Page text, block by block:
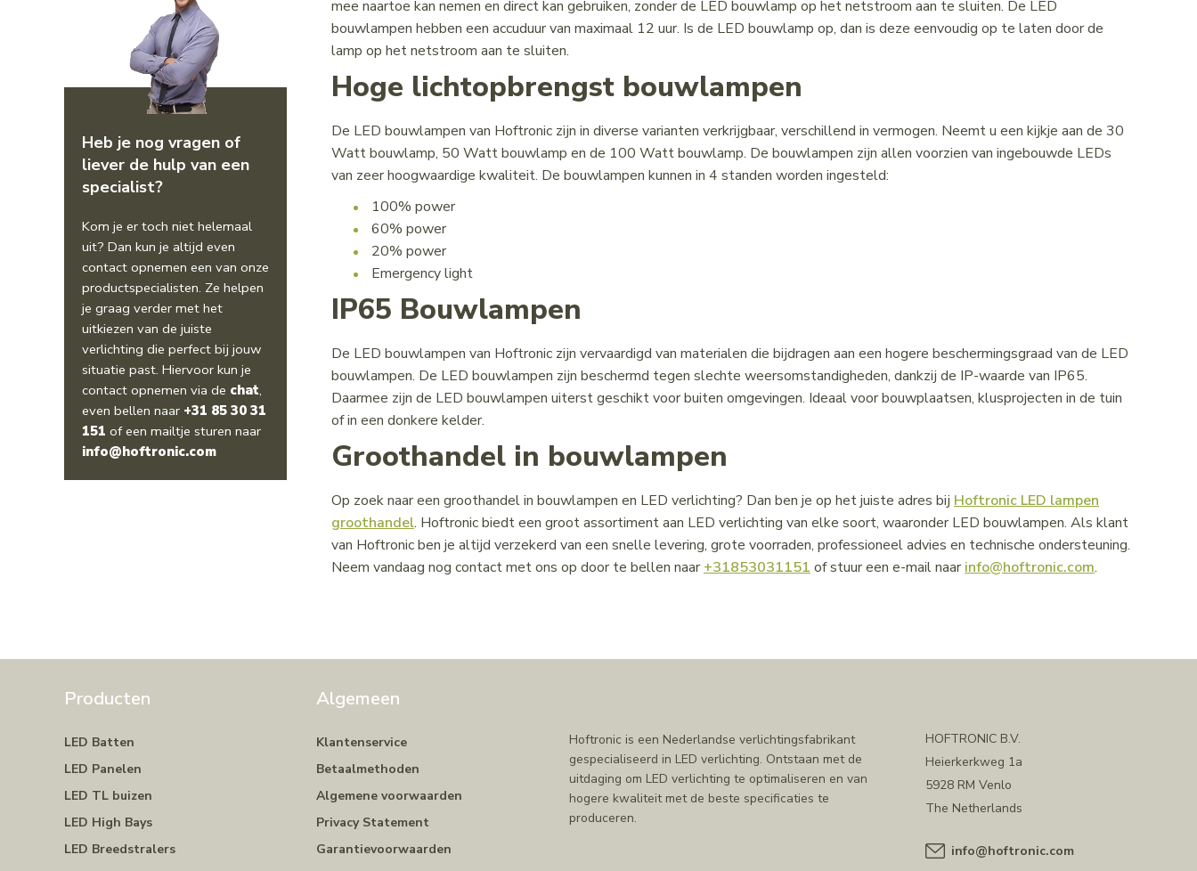
Heb je nog vragen of
liever de hulp van een
specialist?
Kom je er toch niet helemaal
uit? Dan kun je altijd even
contact opnemen een van onze
productspecialisten. Ze helpen
je graag verder met het
uitkiezen van de juiste
verlichting die perfect bij jouw
situatie past. Hiervoor kun je
contact opnemen via de chat,
even bellen naar +31 85 30 31
151 of een mailtje sturen naar
info@hoftronic.com
mee naartoe kan nemen en direct kan gebruiken, zonder de LED bouwlamp op het netstroom aan te sluiten. De LED
bouwlampen hebben een accuduur van maximaal 12 uur. Is de LED bouwlamp op, dan is deze eenvoudig op te laten door de
lamp op het netstroom aan te sluiten.
Hoge lichtopbrengst bouwlampen
De LED bouwlampen van Hoftronic zijn in diverse varianten verkrijgbaar, verschillend in vermogen. Neemt u een kijkje aan de 30
Watt bouwlamp, 50 Watt bouwlamp en de 100 Watt bouwlamp. De bouwlampen zijn allen voorzien van ingebouwde LEDs
van zeer hoogwaardige kwaliteit. De bouwlampen kunnen in 4 standen worden ingesteld:
100% power
60% power
20% power
Emergency light
IP65 Bouwlampen
De LED bouwlampen van Hoftronic zijn vervaardigd van materialen die bijdragen aan een hogere beschermingsgraad van de LED
bouwlampen. De LED bouwlampen zijn beschermd tegen slechte weersomstandigheden, dankzij de IP-waarde van IP65.
Daarmee zijn de LED bouwlampen uiterst geschikt voor buiten omgevingen. Ideaal voor bouwplaatsen, klusprojecten in de tuin
of in een donkere kelder.
Groothandel in bouwlampen
Op zoek naar een groothandel in bouwlampen en LED verlichting? Dan ben je op het juiste adres bij Hoftronic LED lampen
groothandel. Hoftronic biedt een groot assortiment aan LED verlichting van elke soort, waaronder LED bouwlampen. Als klant
van Hoftronic ben je altijd verzekerd van een snelle levering, grote voorraden, professioneel advies en technische ondersteuning.
Neem vandaag nog contact met ons op door te bellen naar+31853031151 of stuur een e-mail naarinfo@hoftronic.com.
Producten
LED Batten
LED Panelen
LED TL buizen
LED High Bays
LED Breedstralers
Algemeen
Klantenservice
Betaalmethoden
Algemene voorwaarden
Privacy Statement
Garantievoorwaarden
Hoftronic is een Nederlandse verlichtingsfabrikant
gespecialiseerd in LED verlichting. Ontstaan met de
uitdaging om LED verlichting te optimaliseren en van
hogere kwaliteit met de beste specificaties te
produceren.
HOFTRONIC B.V.
Heierkerkweg 1a
5928 RM Venlo
The Netherlands
info@hoftronic.com